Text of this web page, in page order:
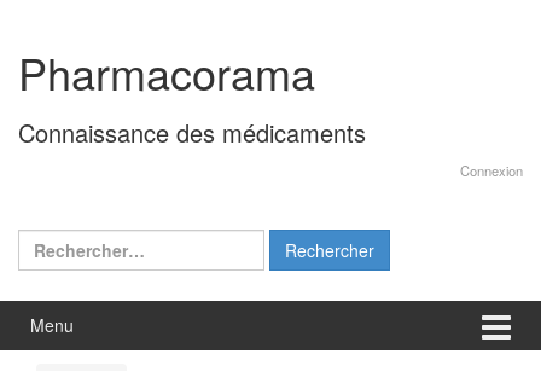
contenu
menu
principal
Pharmacorama
Connaissance des médicaments
Connexion
Rechercher :
Menu